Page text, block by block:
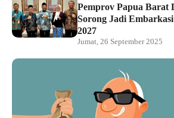
Pemprov Papua Barat
Sorong Jadi
2027
Jumat, 26 September 2025